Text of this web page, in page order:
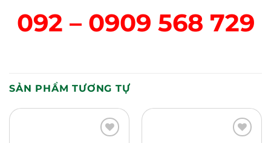
092 – 0909 568 729
SẢN PHẨM TƯƠNG TỰ